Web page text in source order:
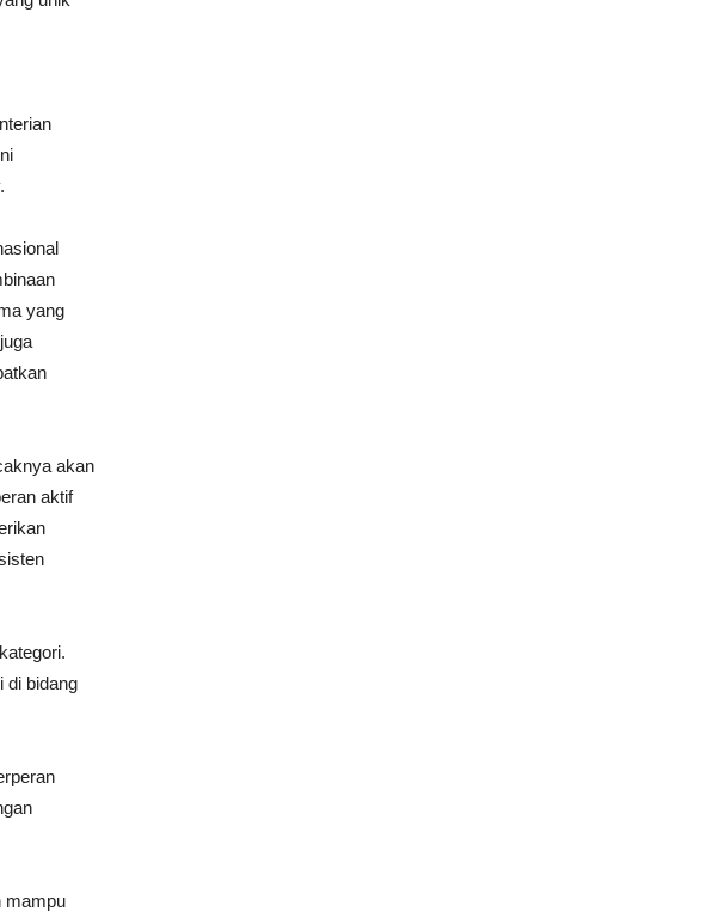
yang
akan
aktif
di bidang
mampu